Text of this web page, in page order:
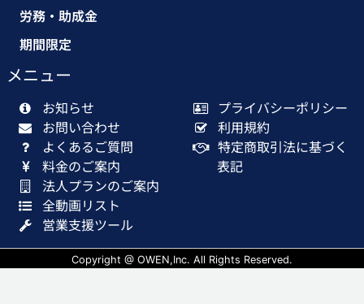
労務・助成金
期間限定
メニュー
お知らせ
お問い合わせ
よくあるご質問
料金のご案内
法人プランのご案内
全動画リスト
営業支援ツール
プライバシーポリシー
利用規約
特定商取引法に基づく
表記
Copyright @ OWEN,Inc. All Rights Reserved.